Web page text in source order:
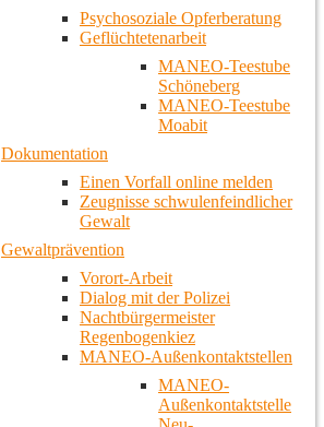
Psychosoziale Opferberatung
Geflüchtetenarbeit
MANEO-Teestube
Schöneberg
MANEO-Teestube
Moabit
Dokumentation
Einen Vorfall online melden
Zeugnisse schwulenfeindlicher
Gewalt
Gewaltprävention
Vorort-Arbeit
Dialog mit der Polizei
Nachtbürgermeister
Regenbogenkiez
MANEO-Außenkontaktstellen
MANEO-
Außenkontaktstelle